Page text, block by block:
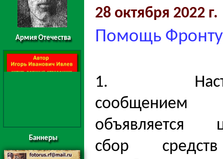
Армия Отечества
Баннеры
28 октября 2022 г.
Помощь Фронту
1.
сообщением
объявляется
сбор